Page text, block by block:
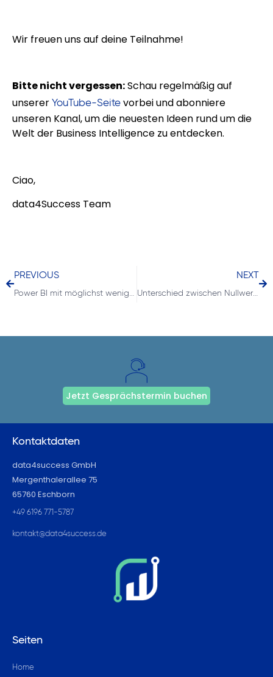
Wir freuen uns auf deine Teilnahme!
Bitte nicht vergessen:Schau regelmäßig auf
unserer YouTube-Seite vorbei und abonniere
unseren Kanal, um die neuesten Ideen rund um die
Welt der Business Intelligence zu entdecken.
Ciao,
data4Success Team
PREVIOUS
Power BI mit möglichst wenig Daten in der Cloud
NEXT
Unterschied zwischen Nullwerten und leeren Werten
Jetzt Gesprächstermin buchen
Kontaktdaten
data4success GmbH
Mergenthalerallee 75
65760 Eschborn
+49 6196 771-5787
kontakt@data4success.de
Seiten
Home